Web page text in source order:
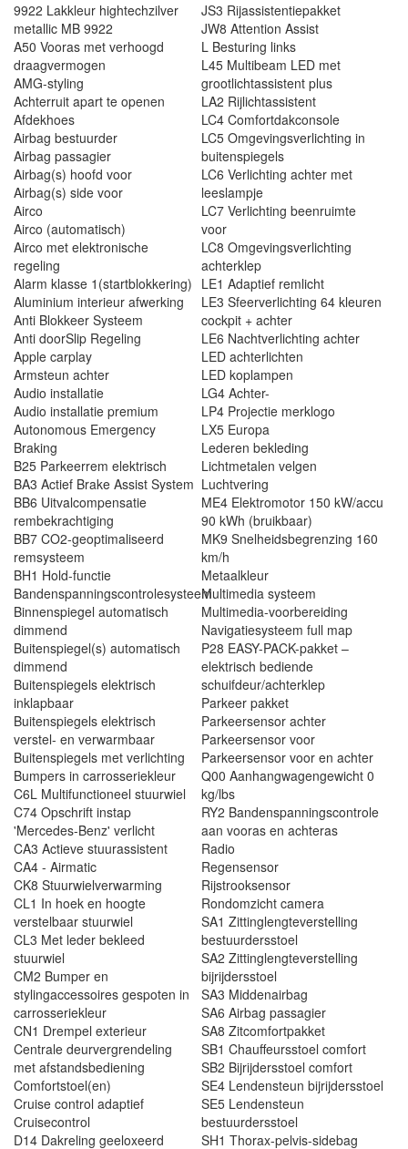
9922 Lakkleur hightechzilver
metallic MB 9922
A50 Vooras met verhoogd
draagvermogen
AMG-styling
Achterruit apart te openen
Afdekhoes
Airbag bestuurder
Airbag passagier
Airbag(s) hoofd voor
Airbag(s) side voor
Airco
Airco (automatisch)
Airco met elektronische
regeling
Alarm klasse 1(startblokkering)
Aluminium interieur afwerking
Anti Blokkeer Systeem
Anti doorSlip Regeling
Apple carplay
Armsteun achter
Audio installatie
Audio installatie premium
Autonomous Emergency
Braking
B25 Parkeerrem elektrisch
BA3 Actief Brake Assist System
BB6 Uitvalcompensatie
rembekrachtiging
BB7 CO2-geoptimaliseerd
remsysteem
BH1 Hold-functie
Bandenspanningscontrolesysteem
Binnenspiegel automatisch
dimmend
Buitenspiegel(s) automatisch
dimmend
Buitenspiegels elektrisch
inklapbaar
Buitenspiegels elektrisch
verstel- en verwarmbaar
Buitenspiegels met verlichting
Bumpers in carrosseriekleur
C6L Multifunctioneel stuurwiel
C74 Opschrift instap
'Mercedes-Benz' verlicht
CA3 Actieve stuurassistent
CA4 - Airmatic
CK8 Stuurwielverwarming
CL1 In hoek en hoogte
verstelbaar stuurwiel
CL3 Met leder bekleed
stuurwiel
CM2 Bumper en
stylingaccessoires gespoten in
carrosseriekleur
CN1 Drempel exterieur
Centrale deurvergrendeling
met afstandsbediening
Comfortstoel(en)
Cruise control adaptief
Cruisecontrol
D14 Dakreling geeloxeerd
JS3 Rijassistentiepakket
JW8 Attention Assist
L Besturing links
L45 Multibeam LED met
grootlichtassistent plus
LA2 Rijlichtassistent
LC4 Comfortdakconsole
LC5 Omgevingsverlichting in
buitenspiegels
LC6 Verlichting achter met
leeslampje
LC7 Verlichting beenruimte
voor
LC8 Omgevingsverlichting
achterklep
LE1 Adaptief remlicht
LE3 Sfeerverlichting 64 kleuren
cockpit + achter
LE6 Nachtverlichting achter
LED achterlichten
LED koplampen
LG4 Achter-
LP4 Projectie merklogo
LX5 Europa
Lederen bekleding
Lichtmetalen velgen
Luchtvering
ME4 Elektromotor 150 kW/accu
90 kWh (bruikbaar)
MK9 Snelheidsbegrenzing 160
km/h
Metaalkleur
Multimedia systeem
Multimedia-voorbereiding
Navigatiesysteem full map
P28 EASY-PACK-pakket –
elektrisch bediende
schuifdeur/achterklep
Parkeer pakket
Parkeersensor achter
Parkeersensor voor
Parkeersensor voor en achter
Q00 Aanhangwagengewicht 0
kg/lbs
RY2 Bandenspanningscontrole
aan vooras en achteras
Radio
Regensensor
Rijstrooksensor
Rondomzicht camera
SA1 Zittinglengteverstelling
bestuurdersstoel
SA2 Zittinglengteverstelling
bijrijdersstoel
SA3 Middenairbag
SA6 Airbag passagier
SA8 Zitcomfortpakket
SB1 Chauffeursstoel comfort
SB2 Bijrijdersstoel comfort
SE4 Lendensteun bijrijdersstoel
SE5 Lendensteun
bestuurdersstoel
SH1 Thorax-pelvis-sidebag